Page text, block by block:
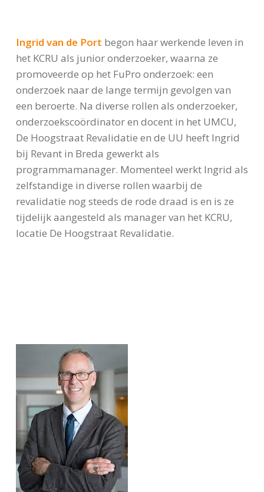
Ingrid van de Port begon haar werkende leven in
het KCRU als junior onderzoeker, waarna ze
promoveerde op het FuPro onderzoek: een
onderzoek naar de lange termijn gevolgen van
een beroerte. Na diverse rollen als onderzoeker,
onderzoekscoördinator en docent in het UMCU,
De Hoogstraat Revalidatie en de UU heeft Ingrid
bij Revant in Breda gewerkt als
programmamanager. Momenteel werkt Ingrid als
zelfstandige in diverse rollen waarbij de
revalidatie nog steeds de rode draad is en is ze
tijdelijk aangesteld als manager van het KCRU,
locatie De Hoogstraat Revalidatie.